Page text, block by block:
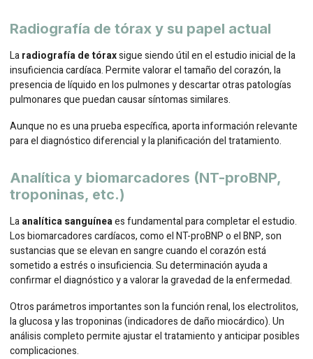
Radiografía de tórax y su papel actual
Laradiografía de tóraxsigue siendo útil en el estudio inicial de la
insuficiencia cardíaca. Permite valorar el tamaño del corazón, la
presencia de líquido en los pulmones y descartar otras patologías
pulmonares que puedan causar síntomas similares.
Aunque no es una prueba específica, aporta información relevante
para el diagnóstico diferencial y la planificación del tratamiento.
Analítica y biomarcadores (NT-proBNP,
troponinas, etc.)
Laanalítica sanguíneaes fundamental para completar el estudio.
Los biomarcadores cardíacos, como el NT-proBNP o el BNP, son
sustancias que se elevan en sangre cuando el corazón está
sometido a estrés o insuficiencia. Su determinación ayuda a
confirmar el diagnóstico y a valorar la gravedad de la enfermedad.
Otros parámetros importantes son la función renal, los electrolitos,
la glucosa y las troponinas (indicadores de daño miocárdico). Un
análisis completo permite ajustar el tratamiento y anticipar posibles
complicaciones.